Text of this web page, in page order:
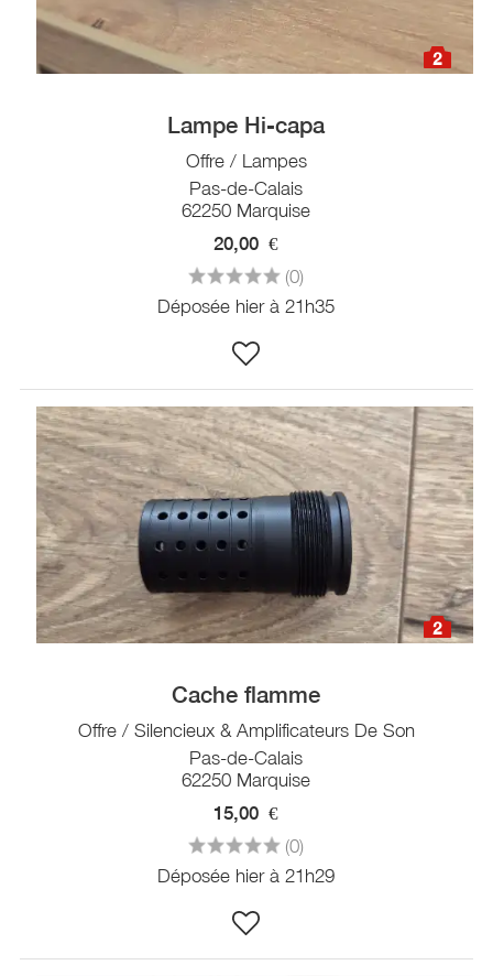
2
Lampe Hi-capa
Offre / Lampes
Pas-de-Calais
62250 Marquise
20,00 €
(0)
Déposée hier à 21h35
2
Cache flamme
Offre / Silencieux & Amplificateurs De Son
Pas-de-Calais
62250 Marquise
15,00 €
(0)
Déposée hier à 21h29